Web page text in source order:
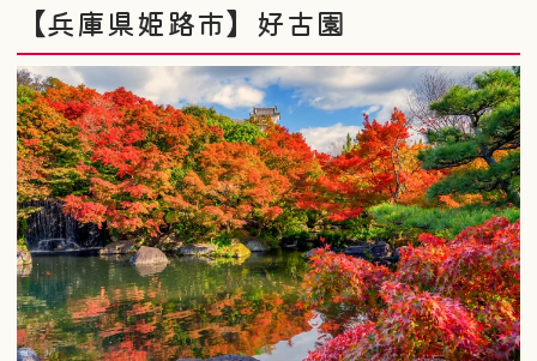
【兵庫県姫路市】好古園